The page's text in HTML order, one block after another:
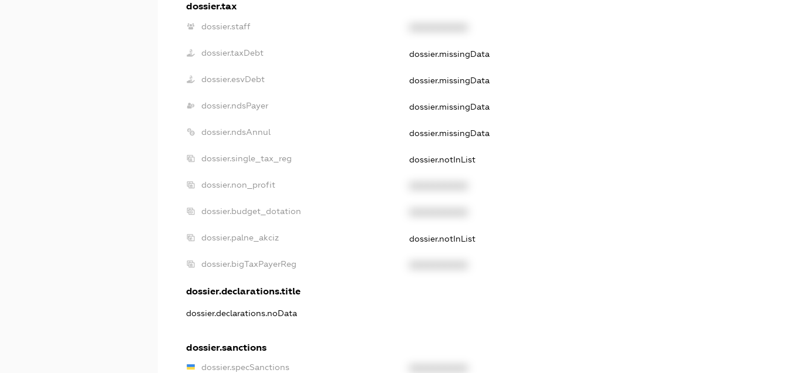
dossier.tax
dossier.staff
dossier.taxDebt dossier.missingData
dossier.esvDebt dossier.missingData
dossier.ndsPayer dossier.missingData
dossier.ndsAnnul dossier.missingData
dossier.single_tax_reg dossier.notInList
dossier.non_profit
dossier.budget_dotation
dossier.palne_akciz dossier.notInList
dossier.bigTaxPayerReg
dossier.declarations.title
dossier.declarations.noData
dossier.sanctions
dossier.specSanctions